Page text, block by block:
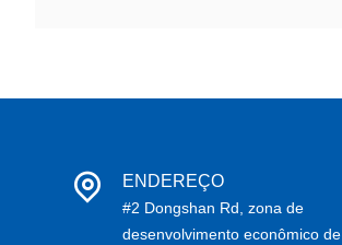
ENDEREÇO
#2 Dongshan Rd, zona de
desenvolvimento econômico de